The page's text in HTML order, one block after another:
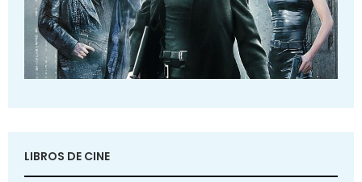
LIBROS DE CINE